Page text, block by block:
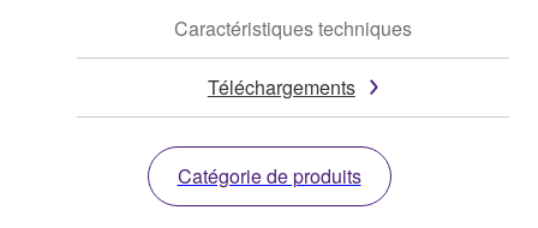
Caractéristiques techniques
Téléchargements
Catégorie de produits